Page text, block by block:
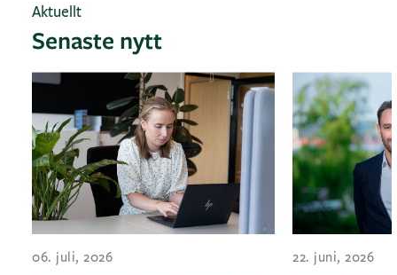
Aktuellt
Senaste nytt
06. juli, 2026
22. juni, 2026